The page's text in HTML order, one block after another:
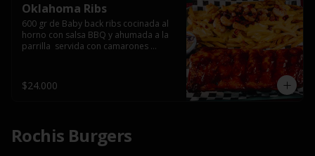
Oklahoma Ribs
600 gr de Baby back ribs cocinada al
horno con salsa BBQ y ahumada a la
parrilla  servida con camarones
$24.000
Rochis Burgers